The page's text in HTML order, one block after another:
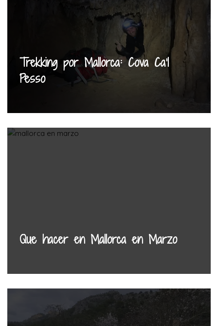
Trekking por Mallorca: Cova Ca’l
Pesso
Que hacer en Mallorca en Marzo